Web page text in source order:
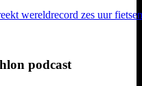
wereldrecord zes uur fietsen
podcast